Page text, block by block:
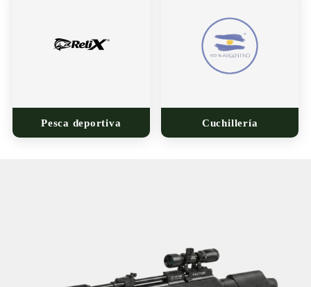
Pesca deportiva Cuchillería